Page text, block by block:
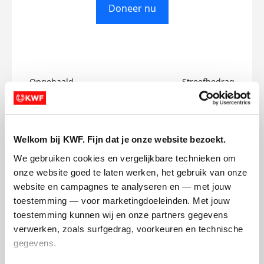
Welkom bij KWF. Fijn dat je onze website bezoekt.
We gebruiken cookies en vergelijkbare technieken om
onze website goed te laten werken, het gebruik van onze
website en campagnes te analyseren en — met jouw
toestemming — voor marketingdoeleinden. Met jouw
toestemming kunnen wij en onze partners gegevens
verwerken, zoals surfgedrag, voorkeuren en technische
gegevens.
Doneer nu
Opgehaald
€0
Streefbedrag
€750
Lionna's badges